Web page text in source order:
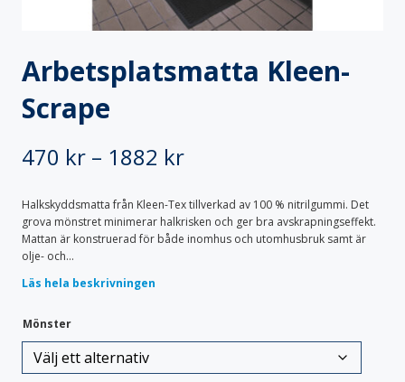
Säckställ
Vagnöverdrag
Vård & Omsorg
Bodystocking & pyjamas
Fixeringsbyxor
Handdukar & frotté
Skyddskläder & förkläden
Arbetsplatsmatta Kleen-
Scrape
470 kr – 1882 krPrisintervall:
till
Halkskyddsmatta från Kleen-Tex tillverkad av 100 % nitrilgummi. Det
grova mönstret minimerar halkrisken och ger bra avskrapningseffekt.
Mattan är konstruerad för både inomhus och utomhusbruk samt är
olje- och...
Läs hela beskrivningen
Mönster